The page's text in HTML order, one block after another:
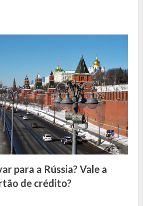
para a Rússia? Vale a
de crédito?